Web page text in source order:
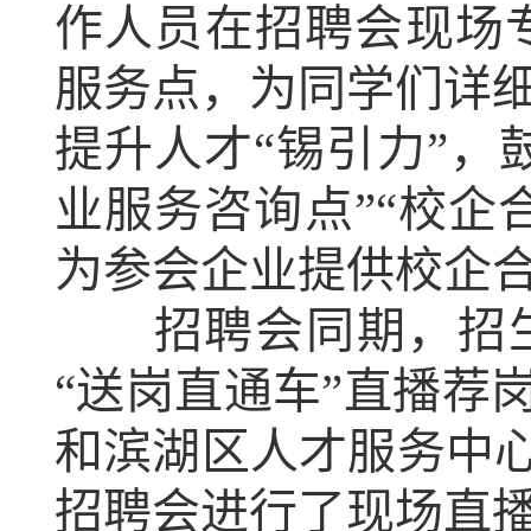
作人员在招聘会现场
服务点，为同学们详
提升人才“锡引力”，
业服务咨询点”“校企
为参会企业提供校企
招聘会同期，招生
“送岗直通车”直播荐
和滨湖区人才服务中
招聘会进行了现场直